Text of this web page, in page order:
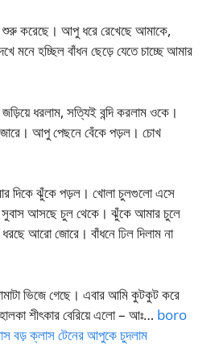
শুরু করেছে। আপু ধরে রেখেছে আমাকে,
মনে হচ্ছিল বাঁধন ছেড়ে যেতে চাচ্ছে আমার
ধরলাম, সত্যিই বন্দি করলাম ওকে।
আপু পেছনে বেঁকে পড়ল। চোখ
দিকে ঝুঁকে পড়ল। খোলা চুলগুলো এসে
সুবাস আসছে চুল থেকে। ঝুঁকে আমার চুলে
আরো জোরে। বাঁধনে ঢিল দিলাম না
ভিজে গেছে। এবার আমি কুটকুট করে
শীৎকার বেরিয়ে এলো – আঃ… boro
ক্লাস টেনের আপুকে চুদলাম